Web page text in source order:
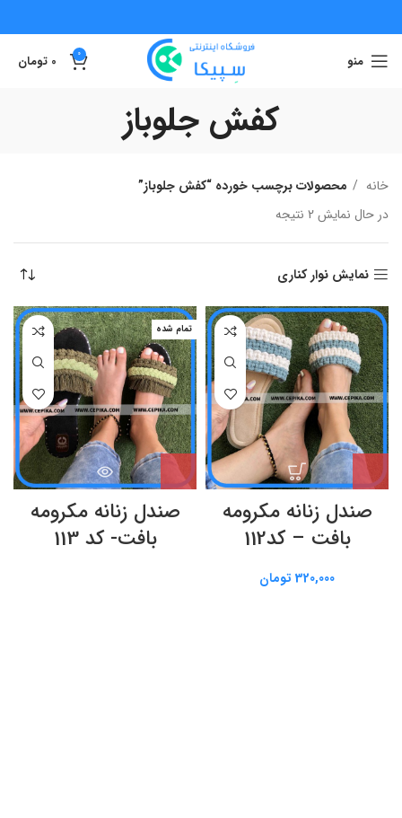
منو 0
0 تومان
کفش جلوباز
خانه
محصولات برچسب خورده “کفش جلوباز”
در حال نمایش 2 نتیجه
نمایش نوار کناری
صندل زنانه مکرومه
بافت – کد112
320,000 تومان
تمام شده
صندل زنانه مکرومه
بافت- کد 113